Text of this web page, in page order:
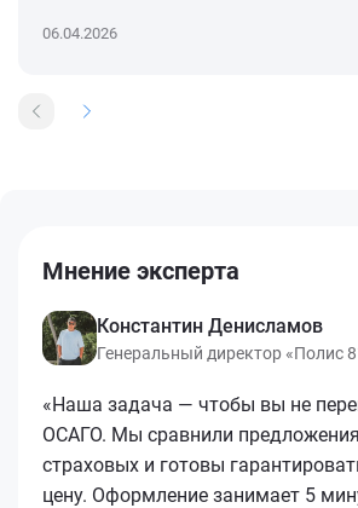
06.04.2026
Мнение эксперта
Константин Денисламов
Генеральный директор «Полис
«Наша задача — чтобы вы не
ОСАГО. Мы сравнили
страховых и готовы
цену. Оформление занимает 5